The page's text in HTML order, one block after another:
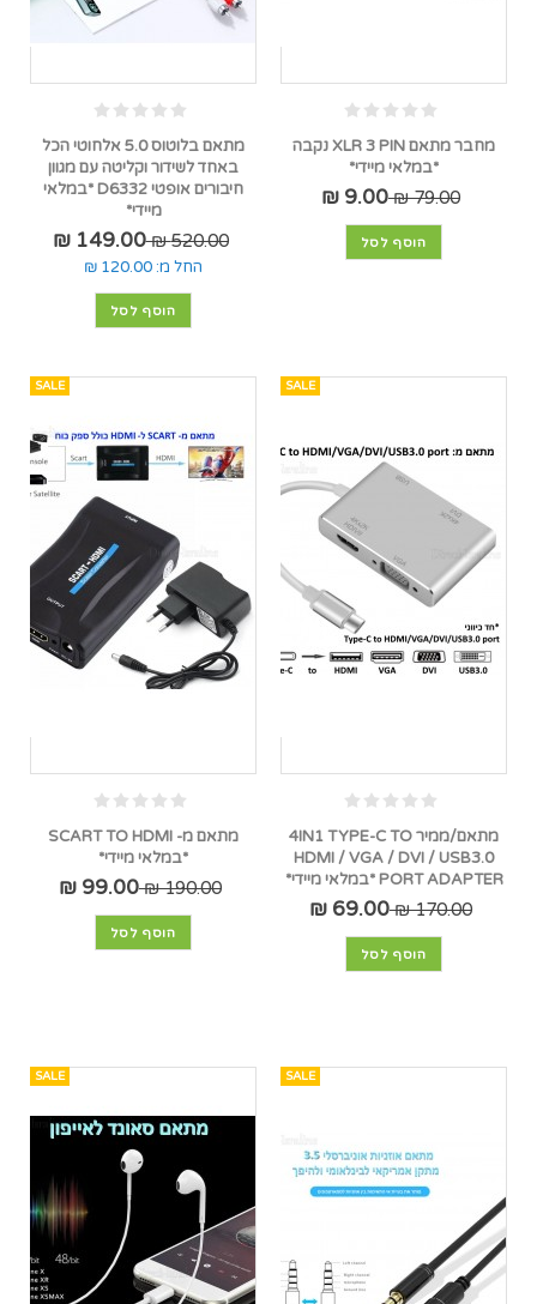
מחבר מתאם XLR 3 PIN נקבה
*במלאי מיידי*
79.00 ₪
9.00 ₪
הוסף לסל
מתאם בלוטוס 5.0 אלחוטי הכל
באחד לשידור וקליטה עם מגוון
חיבורים אופטי D6332 *במלאי
מיידי*
520.00 ₪
149.00 ₪
החל מ: 120.00 ₪
הוסף לסל
SALE
מתאם/ממיר 4IN1 TYPE-C TO
HDMI / VGA / DVI / USB3.0
PORT ADAPTER *במלאי מיידי*
170.00 ₪
69.00 ₪
הוסף לסל
SALE
מתאם מ- SCART TO HDMI
*במלאי מיידי*
190.00 ₪
99.00 ₪
הוסף לסל
SALE
SALE